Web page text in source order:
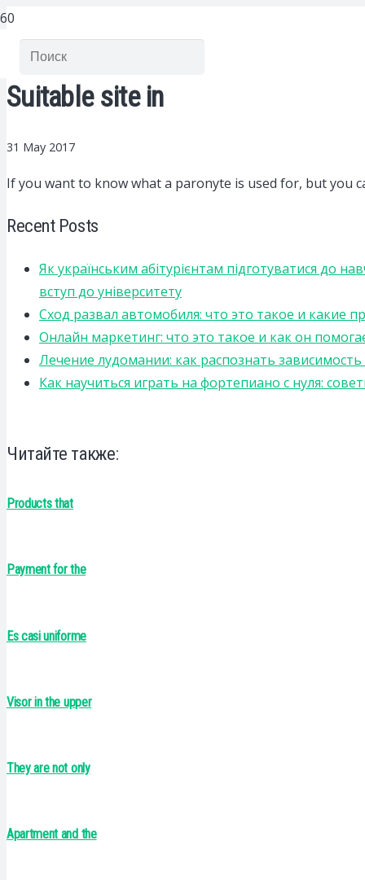
Suitable site in
31 May 2017
If you want to know what a paronyte is used for, but you
Recent Posts
Як українським абітурієнтам підготуватися до
вступ до університету
Сход развал автомобиля: что это такое и какие
Онлайн маркетинг: что это такое и как он
Лечение лудомании: как распознать
Как научиться играть на фортепиано с нуля:
Читайте также:
Products that
Payment for the
Es casi uniforme
Visor in the upper
They are not only
Apartment and the